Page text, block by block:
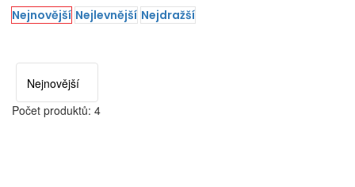
Nejnovější Nejlevnější Nejdražší
Počet produktů: 4